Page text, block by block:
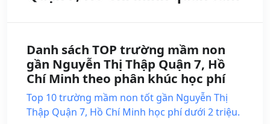
Danh sách TOP trường mầm non
gần Nguyễn Thị Thập Quận 7, Hồ
Chí Minh theo phân khúc học phí
Top 10 trường mầm non tốt gần Nguyễn Thị
Thập Quận 7, Hồ Chí Minh học phí dưới 2 triệu.